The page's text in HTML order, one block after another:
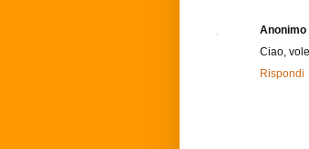
Anonimo
Ciao,
Rispondi